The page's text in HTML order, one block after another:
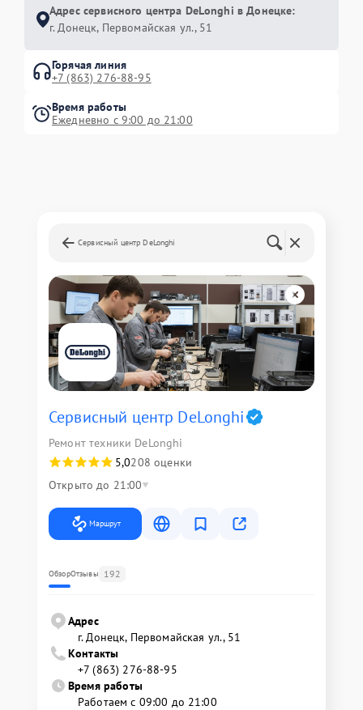
Адрес сервисного центра DeLonghi в Донецке:
г. Донецк, Первомайская ул., 51
Горячая линия
+7 (863) 276-88-95
Время работы
Ежедневно с 9:00 до 21:00
Сервисный центр DeLonghi
Сервисный центр DeLonghi
Ремонт техники DeLonghi
5,0208 оценки
Открыто до 21:00
Маршрут
ОбзорОтзывы 192
Адрес
г. Донецк, Первомайская ул., 51
Контакты
+7 (863) 276-88-95
Время работы
Работаем с 09:00 до 21:00